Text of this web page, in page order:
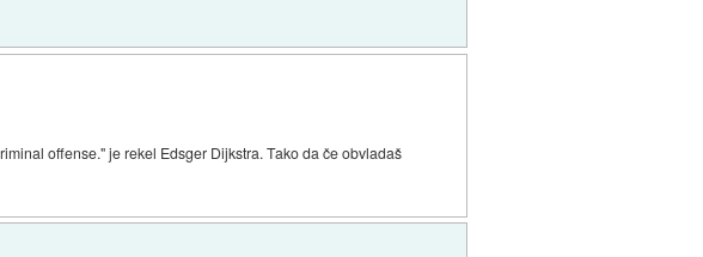
offense." je rekel Edsger Dijkstra. Tako da če obvladaš